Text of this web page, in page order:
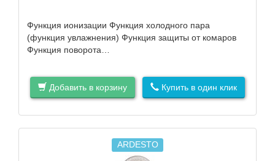
Функция ионизации Функция холодного пара
(функция увлажнения) Функция защиты от комаров
Функция поворота…
Добавить в корзину Купить в один клик
ARDESTO